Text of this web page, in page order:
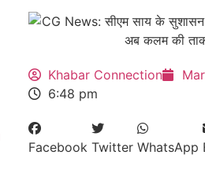
Khabar Connection
6:48 pm
Facebook Twitter WhatsApp